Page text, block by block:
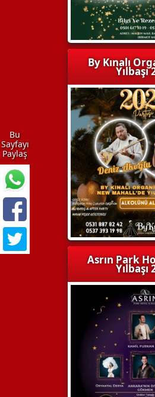
By Kınalı
Yılbaşı
Asrın Park
Yılbaşı
Bu
Sayfayı
Paylaş